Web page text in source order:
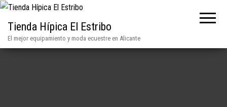
Tienda Hípica El Estribo
El mejor equipamiento y moda ecuestre en Alicante